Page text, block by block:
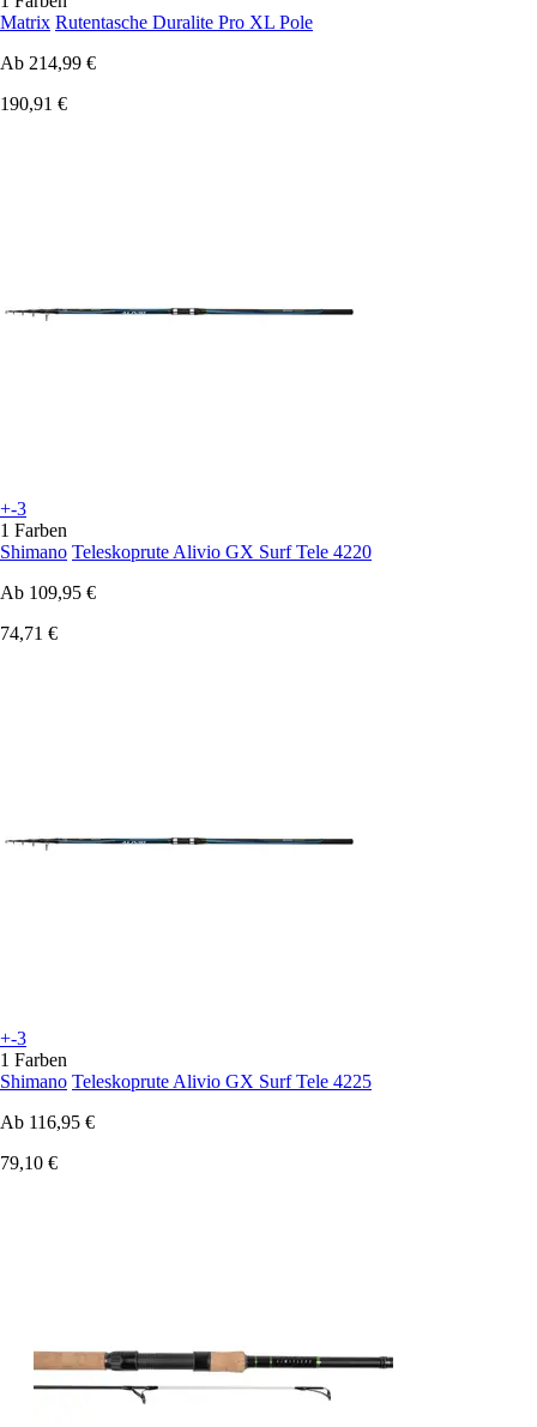
Matrix Rutentasche Duralite Pro XL Pole
Ab 214,99 €
190,91 €
+-3
1 Farben
Shimano Teleskoprute Alivio GX Surf Tele 4220
Ab 109,95 €
74,71 €
+-3
1 Farben
Shimano Teleskoprute Alivio GX Surf Tele 4225
Ab 116,95 €
79,10 €